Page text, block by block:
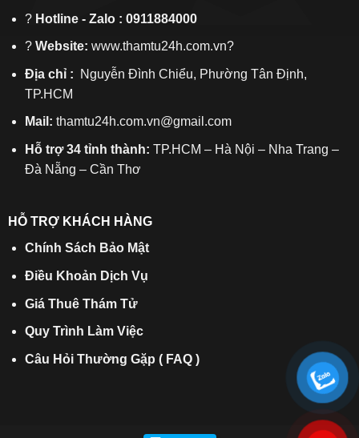
? Hotline - Zalo : 0911884000
? Website: www.thamtu24h.com.vn?
Địa chỉ :
Nguyễn Đình Chiểu, Phường Tân Định,
TP.HCM
Mail: thamtu24h.com.vn@gmail.com
Hỗ trợ 34 tỉnh thành: TP.HCM – Hà Nội – Nha Trang –
Đà Nẵng – Cần Thơ
HỖ TRỢ KHÁCH HÀNG
Chính Sách Bảo Mật
Điều Khoản Dịch Vụ
Giá Thuê Thám Tử
Quy Trình Làm Việc
Câu Hỏi Thường Gặp ( FAQ )